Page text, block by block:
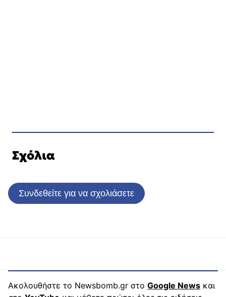
Σχόλια
Συνδεθείτε για να σχολιάσετε
Ακολουθήστε το Newsbomb.gr στο Google News και